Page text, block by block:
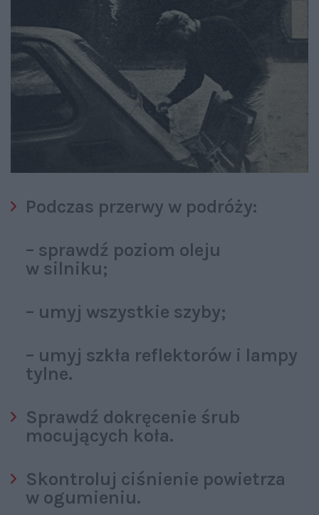
Podczas przerwy w podróży:
– sprawdź poziom oleju
w silniku;
– umyj wszystkie szyby;
– umyj szkła reflektorów i lampy
tylne.
Sprawdź dokręcenie śrub
mocujących koła.
Skontroluj ciśnienie powietrza
w ogumieniu.